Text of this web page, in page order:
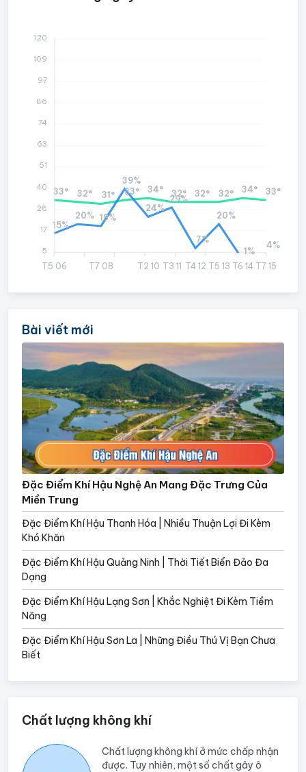
T5 06 T7 08 T2 10 T3 11 T4 12 T5 13 T6 14 T7 15
33° 32° 31° 33° 34° 32° 32° 32° 34° 33°
15%
20% 19%
39%
24%
29%
7%
20%
1%
4%
120
109
97
86
74
63
51
40
28
17
5
Bài viết mới
Đặc Điểm Khí Hậu Nghệ An Mang Đặc Trưng Của
Miền Trung
Đặc Điểm Khí Hậu Thanh Hóa | Nhiều Thuận Lợi Đi Kèm
Khó Khăn
Đặc Điểm Khí Hậu Quảng Ninh | Thời Tiết Biển Đảo Đa
Dạng
Đặc Điểm Khí Hậu Lạng Sơn | Khắc Nghiệt Đi Kèm Tiềm
Năng
Đặc Điểm Khí Hậu Sơn La | Những Điều Thú Vị Bạn Chưa
Biết
Chất lượng không khí
Chất lượng không khí ở mức chấp nhận
được. Tuy nhiên, một số chất gây ô